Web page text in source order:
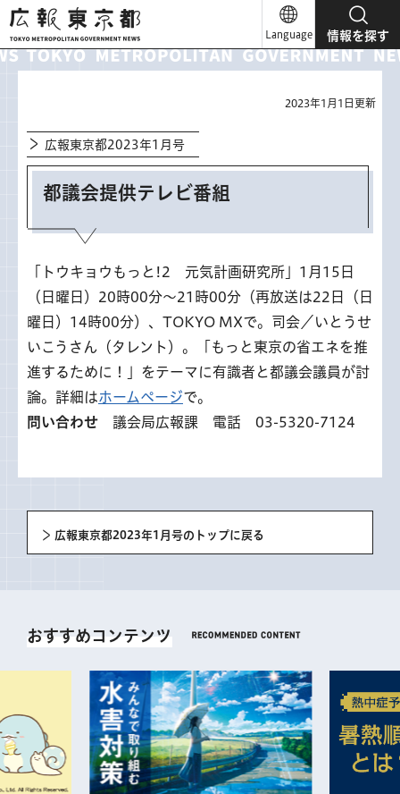
広報東京都
Language 情報を探す
2023年1月1日更新
広報東京都2023年1月号
都議会提供テレビ番組
「トウキョウもっと!2 元気計画研究所」1月15日
（日曜日）20時00分～21時00分（再放送は22日（日
曜日）14時00分）、TOKYO MXで。司会／いとうせ
いこうさん（タレント）。「もっと東京の省エネを推
進するために！」をテーマに有識者と都議会議員が討
論。詳細はホームページで。
問い合わせ 議会局広報課 電話 03-5320-7124
広報東京都2023年1月号のトップに戻る
おすすめコンテンツ